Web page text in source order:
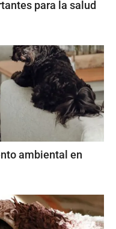
para la salud
ambiental en